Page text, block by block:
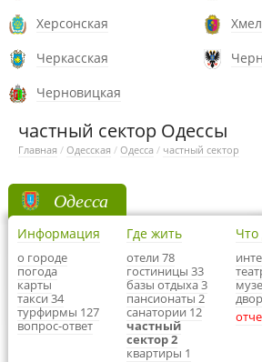
Херсонская
Черкасская
Черновицкая
частный сектор Одессы
Главная / Одесская / Одесса / частный сектор
Одесса
Информация
о городе
погода
карты
такси 34
турфирмы 127
вопрос-ответ
Где жить
отели 78
гостиницы 33
базы отдыха 3
пансионаты 2
санатории 12
частный
сектор 2
квартиры 1
Что